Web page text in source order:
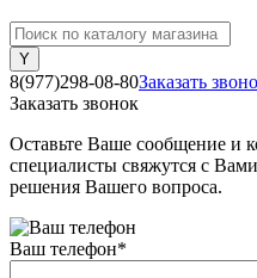
8(977)298-08-80Заказать
Заказать звонок
Оставьте Ваше сообщение и
специалисты свяжутся с
решения Вашего вопроса.
Ваш телефон*